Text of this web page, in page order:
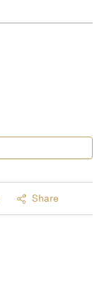
Share